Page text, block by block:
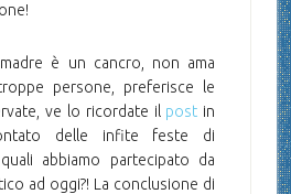
è un cancro, non ama
persone, preferisce le
ve lo ricordate il post in
delle infite feste di
abbiamo partecipato da
ad oggi?! La conclusione di